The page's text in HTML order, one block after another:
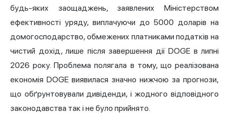
будь-яких заощаджень, заявлених Міністерством
ефективності уряду, виплачуючи до 5000 доларів на
домогосподарство, обмежених платниками податків на
чистий дохід, лише після завершення дії DOGE в липні
2026 року. Проблема полягала в тому, що реалізована
економія DOGE виявилася значно нижчою за прогнози,
що обґрунтовували дивіденди, і жодного відповідного
законодавства так і не було прийнято.